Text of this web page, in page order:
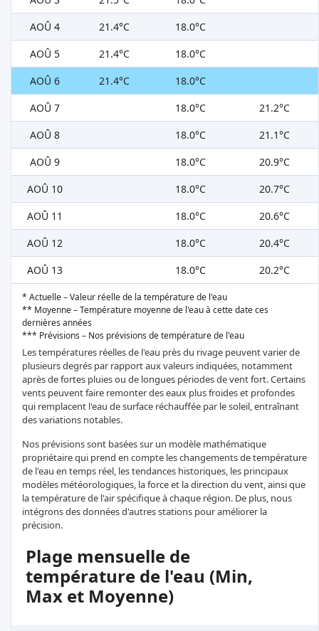
AOÛ 4
21.4°C
18.0°C
AOÛ 5
21.4°C
18.0°C
AOÛ 6
21.4°C
18.0°C
AOÛ 7
18.0°C
21.2°C
AOÛ 8
18.0°C
21.1°C
AOÛ 9
18.0°C
20.9°C
AOÛ 10
18.0°C
20.7°C
AOÛ 11
18.0°C
20.6°C
AOÛ 12
18.0°C
20.4°C
AOÛ 13
18.0°C 20.2°C
* Actuelle – Valeur réelle de la température de l'eau
** Moyenne – Température moyenne de l'eau à cette date ces
dernières années
*** Prévisions – Nos prévisions de température de l'eau
Les températures réelles de l'eau près du rivage peuvent varier de
plusieurs degrés par rapport aux valeurs indiquées, notamment
après de fortes pluies ou de longues périodes de vent fort. Certains
vents peuvent faire remonter des eaux plus froides et profondes
qui remplacent l'eau de surface réchauffée par le soleil, entraînant
des variations notables.
Nos prévisions sont basées sur un modèle mathématique
propriétaire qui prend en compte les changements de température
de l'eau en temps réel, les tendances historiques, les principaux
modèles météorologiques, la force et la direction du vent, ainsi que
la température de l'air spécifique à chaque région. De plus, nous
intégrons des données d'autres stations pour améliorer la
précision.
Plage mensuelle de
température de l'eau (Min,
Max et Moyenne)